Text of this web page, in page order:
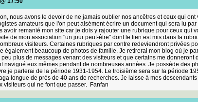
nous avons le devoir de ne jamais oublier nos ancêtres et ceux qui
amateurs que l'on peut aisément écrire un document qui sera lu
avoir remanié mon site car je dois y rajouter une rubrique pour ceux qui
de mon association "un jour peut-être" dont le lien est mis dans la
visiteurs. Certaines rubriques par contre redeviendront privées
également beaucoup de photos de famille. Je retirerai mon blog où je
plus de messages venant des visiteurs et que certains me donneront
navigué eux mêmes pendant de nombreuses années. Je possède des
je parlerai de la période 1931-1954. Le troisième sera sur la période
longue de près de 40 ans de recherches. Je laisse à mes
visiteurs qui ne font que passer. Fanfan